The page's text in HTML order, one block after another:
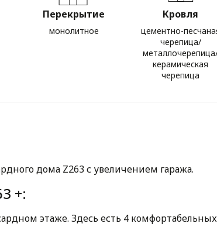
Перекрытие
монолитное
Кровля
цементно-
черепица/
керамическая
черепица
дома Z263 с увеличением гаража.
+:
этаже. Здесь есть 4